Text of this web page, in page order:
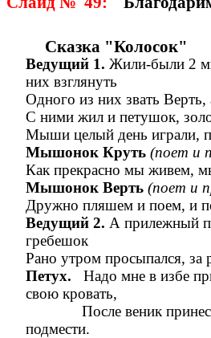
Сказка "Колосок"
Ведущий 1. Жили-были 2
них взглянуть
Одного из них звать
С ними жил и петушок,
Мыши целый день играли,
Мышонок Круть (поет и
Как прекрасно мы живем,
Мышонок Верть (поет и
Дружно пляшем и поем, и
Ведущий 2. А прилежный
гребешок
Рано утром просыпался, за
Петух. Надо мне в избе
свою кровать,
После веник
подмести.